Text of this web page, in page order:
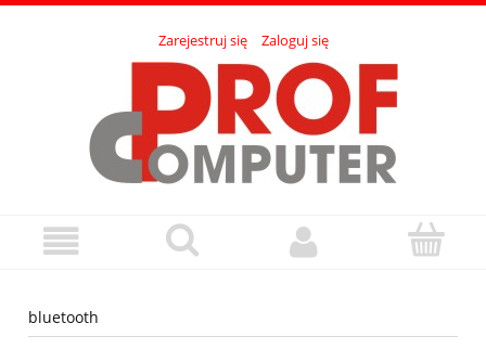
Zarejestruj się Zaloguj się
bluetooth